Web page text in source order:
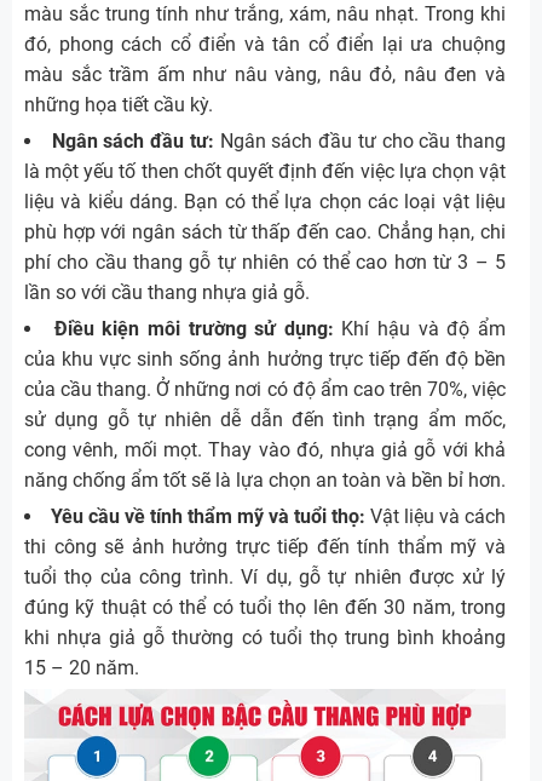
màu sắc trung tính như trắng, xám, nâu nhạt. Trong khi
đó, phong cách cổ điển và tân cổ điển lại ưa chuộng
màu sắc trầm ấm như nâu vàng, nâu đỏ, nâu đen và
những họa tiết cầu kỳ.
Ngân sách đầu tư: Ngân sách đầu tư cho cầu thang
là một yếu tố then chốt quyết định đến việc lựa chọn vật
liệu và kiểu dáng. Bạn có thể lựa chọn các loại vật liệu
phù hợp với ngân sách từ thấp đến cao. Chẳng hạn, chi
phí cho cầu thang gỗ tự nhiên có thể cao hơn từ 3 – 5
lần so với cầu thang nhựa giả gỗ.
Điều kiện môi trường sử dụng: Khí hậu và độ ẩm
của khu vực sinh sống ảnh hưởng trực tiếp đến độ bền
của cầu thang. Ở những nơi có độ ẩm cao trên 70%, việc
sử dụng gỗ tự nhiên dễ dẫn đến tình trạng ẩm mốc,
cong vênh, mối mọt. Thay vào đó, nhựa giả gỗ với khả
năng chống ẩm tốt sẽ là lựa chọn an toàn và bền bỉ hơn.
Yêu cầu về tính thẩm mỹ và tuổi thọ: Vật liệu và cách
thi công sẽ ảnh hưởng trực tiếp đến tính thẩm mỹ và
tuổi thọ của công trình. Ví dụ, gỗ tự nhiên được xử lý
đúng kỹ thuật có thể có tuổi thọ lên đến 30 năm, trong
khi nhựa giả gỗ thường có tuổi thọ trung bình khoảng
15 – 20 năm.